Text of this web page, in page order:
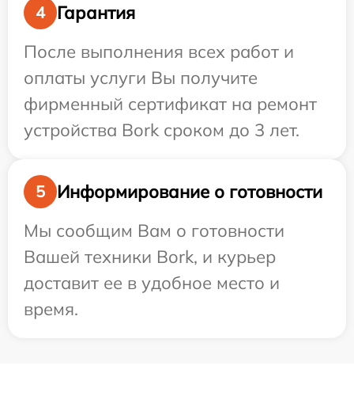
4
Гарантия
После выполнения всех работ и
оплаты услуги Вы получите
фирменный сертификат на ремонт
устройства Bork сроком до 3 лет.
5
Информирование о готовности
Мы сообщим Вам о готовности
Вашей техники Bork, и курьер
доставит ее в удобное место и
время.